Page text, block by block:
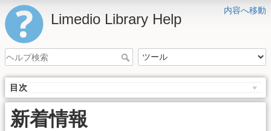
内容へ移動
Limedio Library Help
目次
新着情報